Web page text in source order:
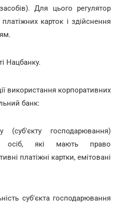
Для цього регулятор
карток і здійснення
Нацбанку.
використання корпоративних
банк:
господарювання)
осіб, які мають право
платіжні картки, емітовані
суб'єкта господарювання